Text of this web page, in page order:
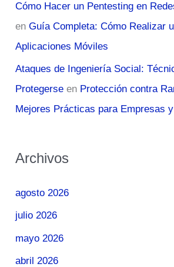
Cómo Hacer un Pentesting en
enGuía Completa: Cómo Realizar
Aplicaciones Móviles
Ataques de Ingeniería Social:
Protegerse en Protección contra
Mejores Prácticas para Empresas
Archivos
agosto 2026
julio 2026
mayo 2026
abril 2026